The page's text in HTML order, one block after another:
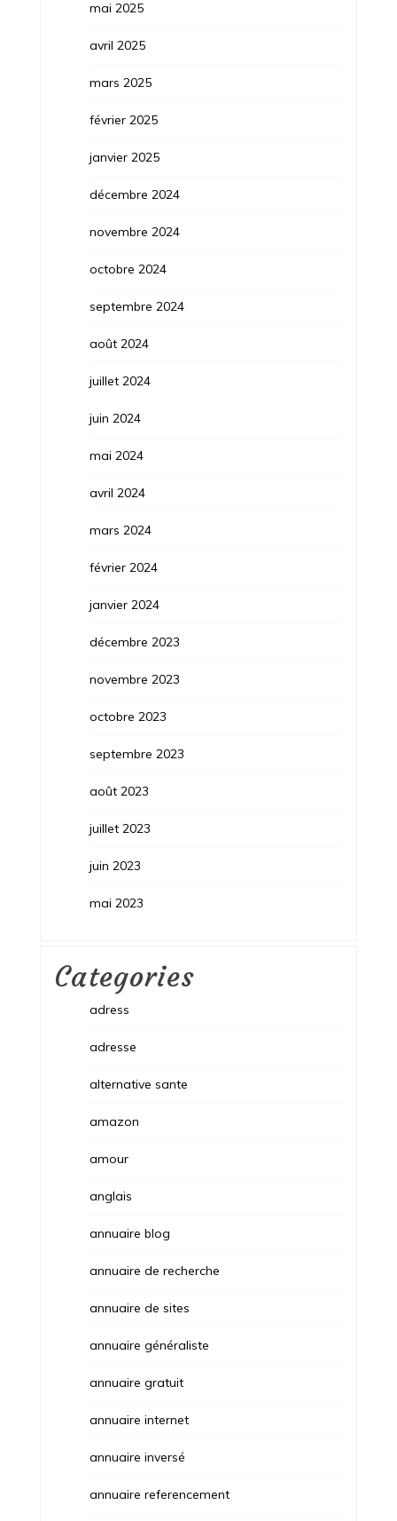
mai 2025
avril 2025
mars 2025
février 2025
janvier 2025
décembre 2024
novembre 2024
octobre 2024
septembre 2024
août 2024
juillet 2024
juin 2024
mai 2024
avril 2024
mars 2024
février 2024
janvier 2024
décembre 2023
novembre 2023
octobre 2023
septembre 2023
août 2023
juillet 2023
juin 2023
mai 2023
Categories
adress
adresse
alternative sante
amazon
amour
anglais
annuaire blog
annuaire de recherche
annuaire de sites
annuaire généraliste
annuaire gratuit
annuaire internet
annuaire inversé
annuaire referencement